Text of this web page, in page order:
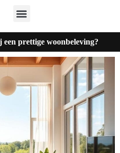
prettige woonbeleving?